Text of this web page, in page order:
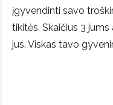
įgyvendinti savo
tikitės. Skaičius 3
jus. Viskas tavo